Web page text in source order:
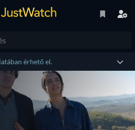
érhető el.